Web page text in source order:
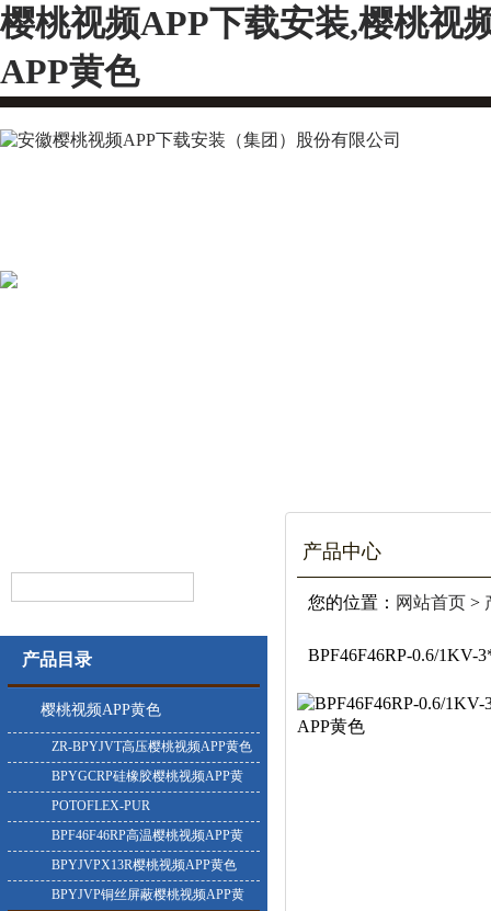
樱桃视频APP下载安装,樱桃视
APP黄色
产品目录
樱桃视频APP黄色
ZR-BPYJVT高压樱桃视频APP黄色
BPYGCRP硅橡胶樱桃视频APP黄
色
POTOFLEX-PUR
BPF46F46RP高温樱桃视频APP黄
色
BPYJVPX13R樱桃视频APP黄色
BPYJVP铜丝屏蔽樱桃视频APP黄
产品中心
您的位置： 网站首页 >
BPF46F46RP-0.6/1KV-